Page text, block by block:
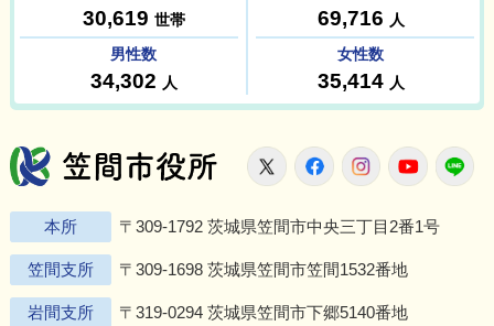
笠間市役所
X FacebookInstagram
本所 〒309-1792 茨城県笠間市中央三丁目2番1号
笠間支所 〒309-1698 茨城県笠間市笠間1532番地
岩間支所 〒319-0294 茨城県笠間市下郷5140番地